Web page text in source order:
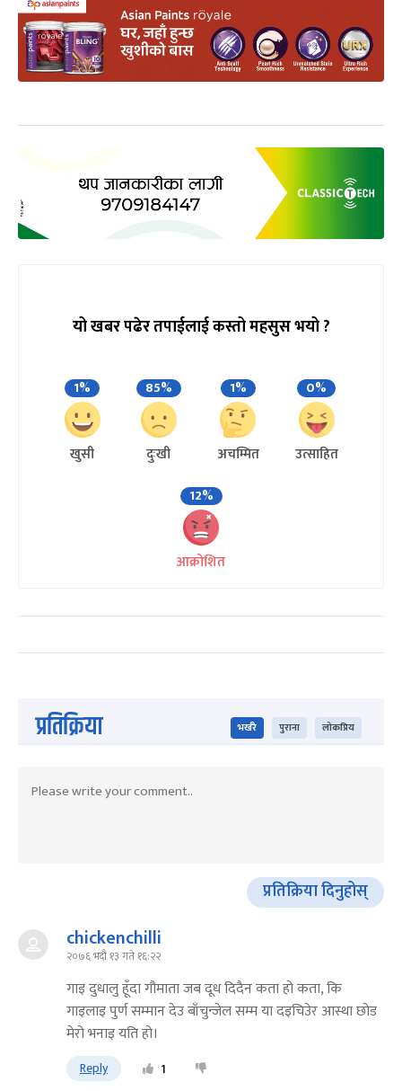
यो खबर पढेर तपाईलाई कस्तो महसुस भयो ?
1%
खुसी
85%
दुःखी
1%
अचम्मित
0%
उत्साहित
12%
आक्रोशित
प्रतिक्रिया भर्खरै पुराना लोकप्रिय
प्रतिक्रिया दिनुहोस्
chickenchilli
२०७६ भदौ १३ गते १६:२२
गाइ दुधालु हूँदा गौमाता जब दूध दिदैन कता हो कता, कि
गाइलाइ पुर्ण सम्मान देउ बाँचुन्जेल सम्म या दइचिउेर आस्था छोड
मेरो भनाइ यति हो।
Reply 1